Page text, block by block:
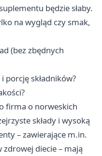
będzie słaby.
na wygląd czy smak,
(bez zbędnych
porcję składników?
firma o norweskich
składy i wysoką
– zawierające m.in.
diecie – mają